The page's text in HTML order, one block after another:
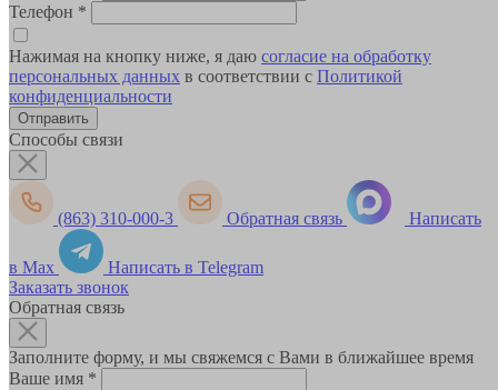
Телефон *
Нажимая на кнопку ниже, я даю согласие на обработку
персональных данных в соответствии с Политикой
конфиденциальности
Способы связи
(863) 310-000-3 Обратная связь Написать
в Max
Написать в Telegram
Заказать звонок
Обратная связь
Заполните форму, и мы свяжемся с Вами в ближайшее время
Ваше имя *